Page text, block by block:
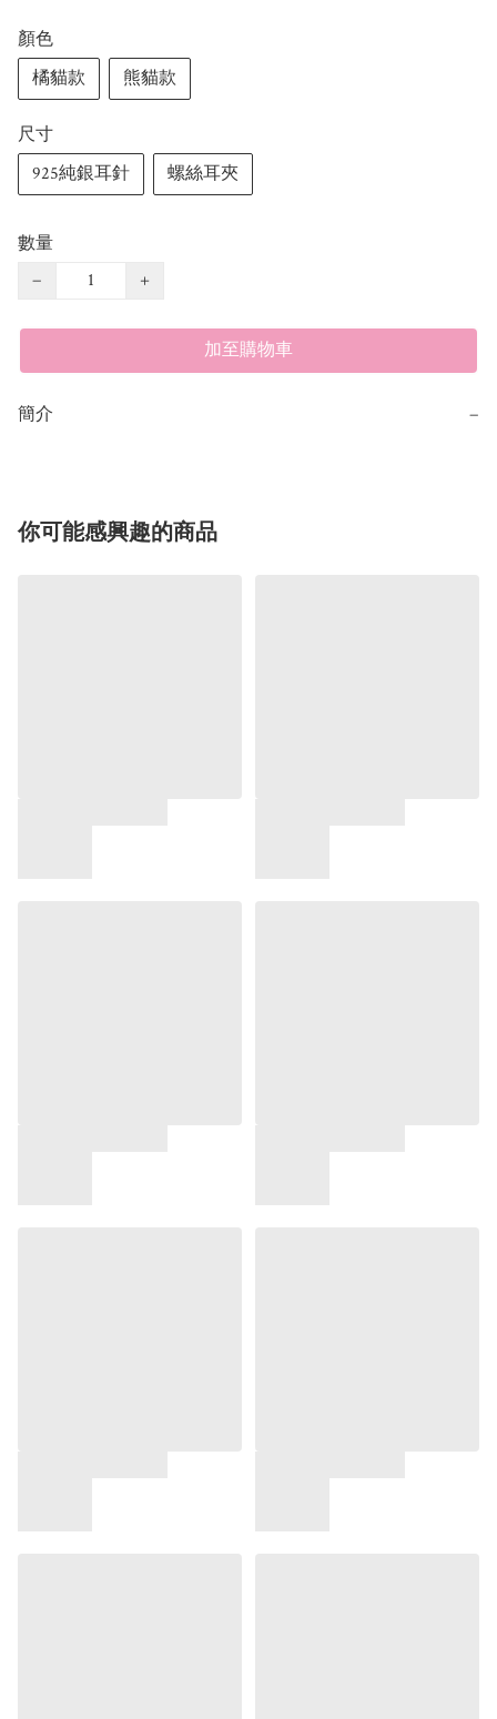
顏色
橘貓款
熊貓款
尺寸
925純銀耳針
螺絲耳夾
數量
−
+
加至購物車
簡介 −
你可能感興趣的商品